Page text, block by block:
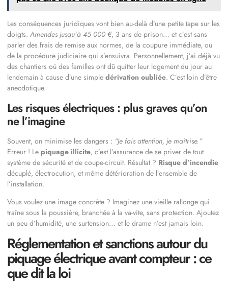
Les conséquences juridiques vont bien au-delà d’une petite tape sur les
doigts. Amendes jusqu’à 45 000 €, 3 ans de prison… et c’est sans
parler des frais de remise aux normes, de la coupure immédiate, ou
de la procédure judiciaire qui s’ensuivra. Personnellement, j’ai déjà vu
des chantiers où des familles ont dû quitter leur logement du jour au
lendemain à cause d’une simple dérivation oubliée. C’est loin d’être
anecdotique.
Les risques électriques : plus graves qu’on
ne l’imagine
Souvent, on minimise les dangers : “Je fais attention, je maîtrise.”
Erreur ! Le piquage illicite, c’est l’assurance de se priver de tout
système de sécurité et de coupe-circuit. Résultat ? Risque d’incendie
décuplé, électrocution, et même détérioration de l’ensemble de
l’installation.
Vous voulez une image concrète ? Imaginez une vieille rallonge qui
traîne sous la poussière, branchée à la va-vite, sans protection. Ajoutez
un peu d’humidité, une surtension… et le drame n’est jamais loin.
Réglementation et sanctions autour du
piquage électrique avant compteur : ce
que dit la loi